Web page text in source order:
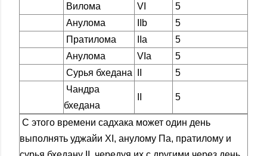
Вилома
VI
5
Анулома
IIb
5
Пратилома
IIа
5
Анулома
VIa
5
Сурья бхедана
5
Чандра
бхедана
5
С этого времени садхака может один день
выполнять уджайи XI, анулому Па, пратилому и